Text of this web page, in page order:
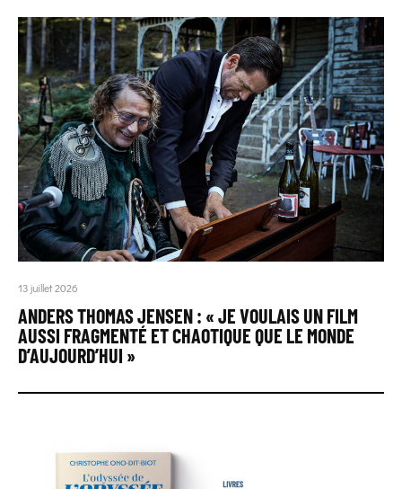
13 juillet 2026
ANDERS THOMAS JENSEN : « JE VOULAIS UN FILM
AUSSI FRAGMENTÉ ET CHAOTIQUE QUE LE MONDE
D’AUJOURD’HUI »